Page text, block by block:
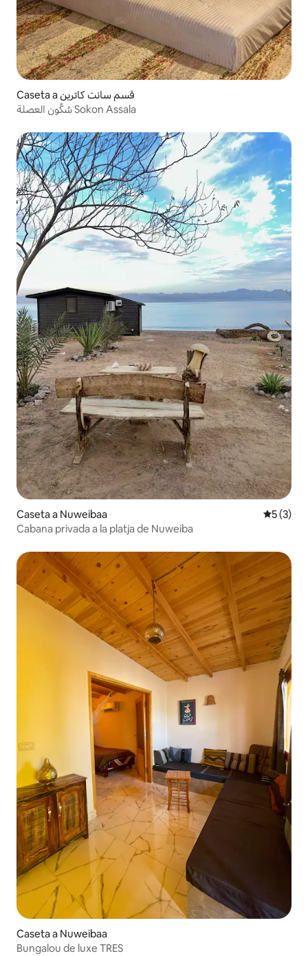
Caseta a قسم سانت كاترين
سُكُون العصلة Sokon Assala
Caseta a Nuweibaa 5 de
5 (3)
Cabana privada a la platja de Nuweiba
Caseta a Nuweibaa
Bungalou de luxe TRES